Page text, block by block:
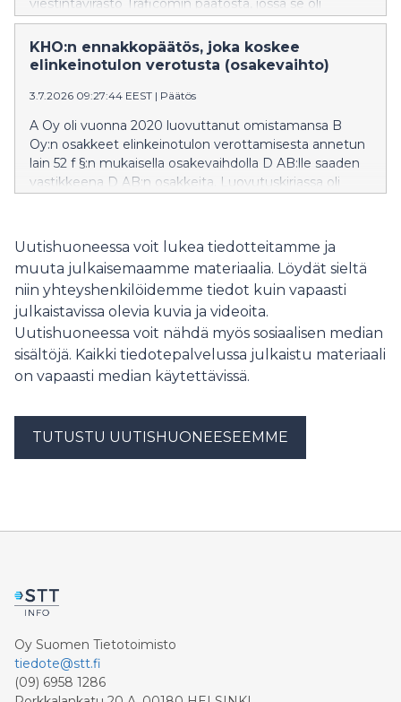
päätöksestä. KHO 7.7.2026 T 1887
viestintävirasto Traficomin päätöstä, jossa se oli
katsonut, siltä osin kuin asiasta oli korkeimmassa
hallinto-oikeudessa kysymys, että Digitan
päälähetysasemien radion antennikapasiteetin
kustannussuuntautuneita tehokkuus huomioiden
lukuun ottamatta 15:aa antenni-ERP-teholuokka -
yhdistelmän palvelua. Bauer Media Oy oli
valituksessaan vaatinut, että Liikenne- ja
viestintäviraston päätös kumotaan siltä osin kuin Digita
Oy:n on vahvistettu noudattavan
arvioitavaksi ja ratkaistavaksi. Asian tausta,
korkeimmassa hallinto-oikeudessa esitetyt
vaatimukset ja korkeimman hallinto-oikeuden
ratkaisun perustelut ovat luettavissa korkeimman
hallinto-oikeuden internetsivustolla julkaistusta
päätöksestä. KHO 3.7.2026 T 1850
KHO:n ennakkopäätös, joka koskee
elinkeinotulon verotusta (osakevaihto)
3.7.2026 09:27:44 EEST | Päätös
A Oy oli vuonna 2020 luovuttanut omistamansa B
Oy:n osakkeet elinkeinotulon verottamisesta annetun
lain 52 f §:n mukaisella osakevaihdolla D AB:lle saaden
vastikkeena D AB:n osakkeita. Luovutuskirjassa oli
kohteesta saatavat tuotot sopimuksessa määritellyllä
tavalla laskettuna vuosina 2020–2023, B Oy:n osakkaat
korvaavat erotuksen D AB:lle euro eurosta.
Korvausvelvollisuuden synnyttyä A Oy oli maksanut
korvauksen vuosilta 2020–2022 D AB:lle vuonna 2023
ja maksaisi korvauksen vuodelta 2023 vuoden 2024
aikana. A Oy oli kirjannut vuonna 2024 maksettavasta
korvauksesta arvionsa perusteella varauksen tilikauden
2023 kirjanpitoon. A Oy oli myynyt pääosan saamistaan
Uutishuoneessa voit lukea tiedotteitamme ja
muuta julkaisemaamme materiaalia. Löydät sieltä
niin yhteyshenkilöidemme tiedot kuin vapaasti
julkaistavissa olevia kuvia ja videoita.
Uutishuoneessa voit nähdä myös sosiaalisen median
sisältöjä. Kaikki tiedotepalvelussa julkaistu materiaali
on vapaasti median käytettävissä.
TUTUSTU UUTISHUONEESEEMME
Oy Suomen Tietotoimisto
tiedote@stt.fi
(09) 6958 1286